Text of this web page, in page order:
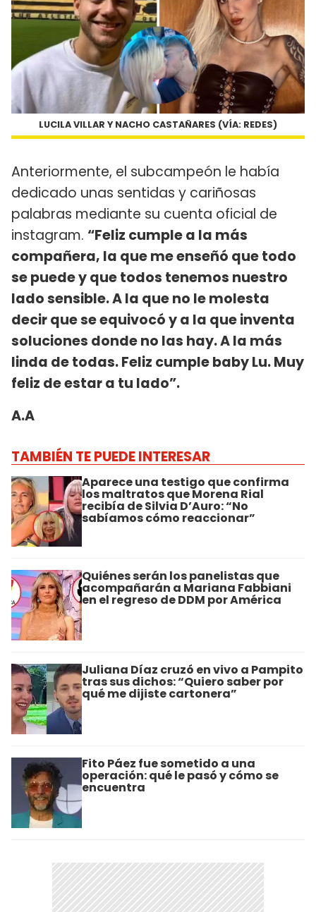
LUCILA VILLAR Y NACHO CASTAÑARES (VÍA: REDES)
Anteriormente, el subcampeón le había
dedicado unas sentidas y cariñosas
palabras mediante su cuenta oficial de
instagram. “Feliz cumple a la más
compañera, la que me enseñó que todo
se puede y que todos tenemos nuestro
lado sensible. A la que no le molesta
decir que se equivocó y a la que inventa
soluciones donde no las hay. A la más
linda de todas. Feliz cumple baby Lu. Muy
feliz de estar a tu lado”.
A.A
TAMBIÉN TE PUEDE INTERESAR
Aparece una testigo que confirma
los maltratos que Morena Rial
recibía de Silvia D’Auro: “No
sabíamos cómo reaccionar”
Quiénes serán los panelistas que
acompañarán a Mariana Fabbiani
en el regreso de DDM por América
Juliana Díaz cruzó en vivo a Pampito
tras sus dichos: “Quiero saber por
qué me dijiste cartonera”
Fito Páez fue sometido a una
operación: qué le pasó y cómo se
encuentra